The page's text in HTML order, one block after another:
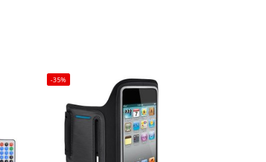
-35%